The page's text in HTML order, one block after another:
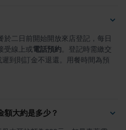
二日前開始開放來店登記，每日
受線上或電話預約 。登記時需繳交
到則訂金不退還。用餐時間為預
額大約是多少？